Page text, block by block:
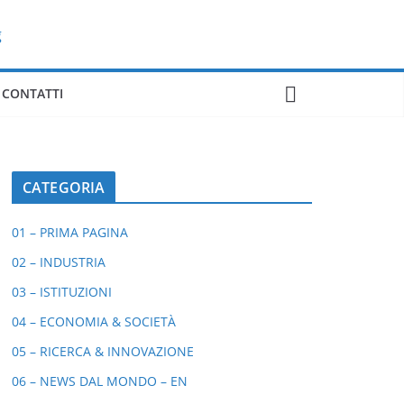
CONTATTI
CATEGORIA
01 – PRIMA PAGINA
02 – INDUSTRIA
03 – ISTITUZIONI
04 – ECONOMIA & SOCIETÀ
05 – RICERCA & INNOVAZIONE
06 – NEWS DAL MONDO – EN